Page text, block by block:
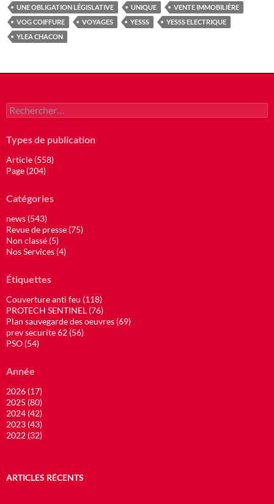
UNE OBLIGATION LÉGISLATIVE
UNIQUE
VENTE IMMOBILIÈRE
VOG COIFFURE
VOYAGES YESSS
YESSS ELECTRIQUE
YLEA CHACON
Rechercher :
Types de publication
Article (558)
Page (204)
Catégories
news (543)
Revue de presse (75)
Non classé (5)
Nos Services (4)
Étiquettes
Couverture anti feu (118)
PROTECH SENTINEL (76)
Plan sauvegarde des oeuvres (69)
prev securite 62 (56)
PSO (54)
Année
2026 (17)
2025 (80)
2024 (42)
2023 (43)
2022 (32)
ARTICLES RÉCENTS